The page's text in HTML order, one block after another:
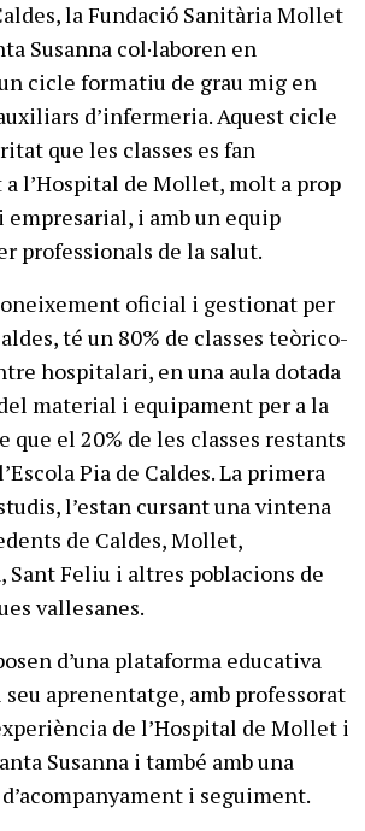
la Fundació Sanitària Mollet
Susanna col·laboren en
cicle formatiu de grau mig en
d’infermeria. Aquest cicle
que les classes es fan
l’Hospital de Mollet, molt a prop
empresarial, i amb un equip
professionals de la salut.
oficial i gestionat per
té un 80% de classes teòrico-
hospitalari, en una aula dotada
material i equipament per a la
que el 20% de les classes restants
Pia de Caldes. La primera
l’estan cursant una vintena
de Caldes, Mollet,
Sant Feliu i altres poblacions de
vallesanes.
d’una plataforma educativa
aprenentatge, amb professorat
de l’Hospital de Mollet i
Susanna i també amb una
i seguiment.